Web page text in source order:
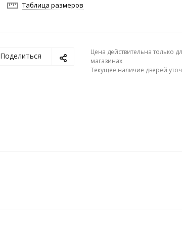
Таблица размеров
Поделиться
Цена действительна только
магазинах
Текущее наличие дверей